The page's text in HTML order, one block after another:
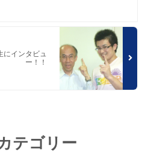
にインタビュ
ー！！
テゴリー